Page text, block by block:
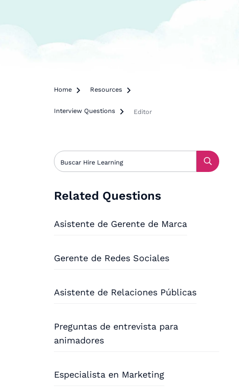
Home  Resources 
Interview Questions  Editor
Related Questions
Asistente de Gerente de Marca
Gerente de Redes Sociales
Asistente de Relaciones Públicas
Preguntas de entrevista para
animadores
Especialista en Marketing